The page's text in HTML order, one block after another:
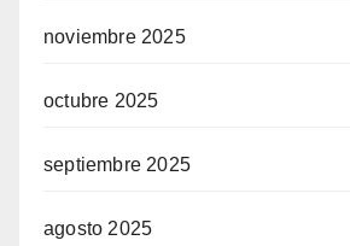
noviembre 2025
octubre 2025
septiembre 2025
agosto 2025